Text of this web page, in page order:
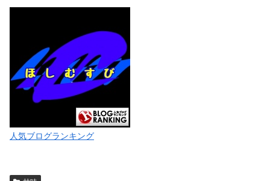
人気ブログランキング